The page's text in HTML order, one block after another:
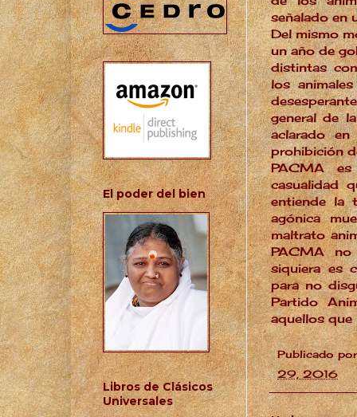
señalado en
Del mismo
un año de
distintas
los
general de
aclarado
prohibición
PACMA
casualidad
entiende la
agónica
maltrato
PACMA no
siquiera es
para no
Partido
aquellos que
Publicado
29, 2016
El poder del bien
Libros de Clásicos
Universales